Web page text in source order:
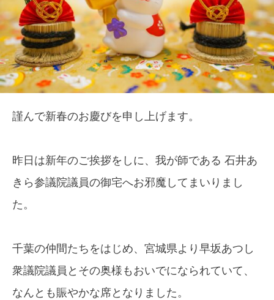
謹んで新春のお慶びを申し上げます。
昨日は新年のご挨拶をしに、我が師である 石井あ
きら参議院議員の御宅へお邪魔してまいりまし
た。
千葉の仲間たちをはじめ、宮城県より早坂あつし
衆議院議員とその奥様もおいでになられていて、
なんとも賑やかな席となりました。